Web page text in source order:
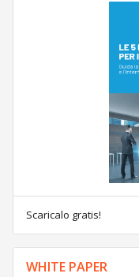
Scaricalo gratis!
WHITE PAPER